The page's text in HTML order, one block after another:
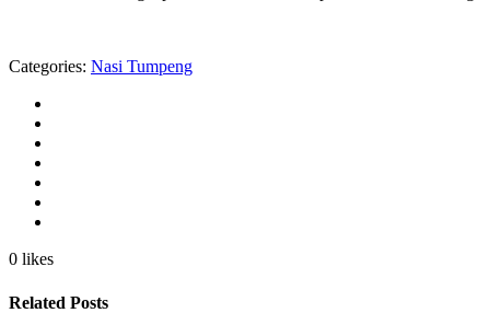
Categories: Nasi Tumpeng
0 likes
Related Posts